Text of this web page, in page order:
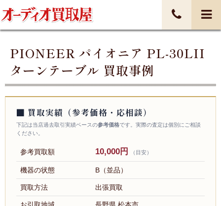
PIONEER パイオニア PL-30LII
ターンテーブル 買取事例
■ 買取実績（参考価格・応相談）
下記は当店過去取引実績ベースの参考価格です。実際の査定は個別にご相談
ください。
参考買取額 10,000円 （目安）
機器の状態 B（並品）
買取方法 出張買取